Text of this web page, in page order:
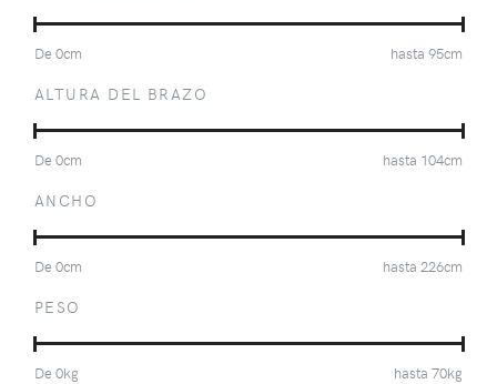
De0cm hasta 95cm
ALTURA DEL BRAZO
De0cm hasta 104cm
ANCHO
De0cm hasta 226cm
PESO
De0kg hasta 70kg